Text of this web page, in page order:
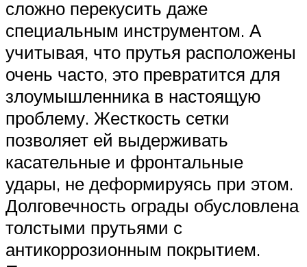
сложно перекусить даже
специальным инструментом. А
учитывая, что прутья расположены
очень часто, это превратится для
злоумышленника в настоящую
проблему. Жесткость сетки
позволяет ей выдерживать
касательные и фронтальные
удары, не деформируясь при этом.
Долговечность ограды обусловлена
толстыми прутьями с
антикоррозионным покрытием.